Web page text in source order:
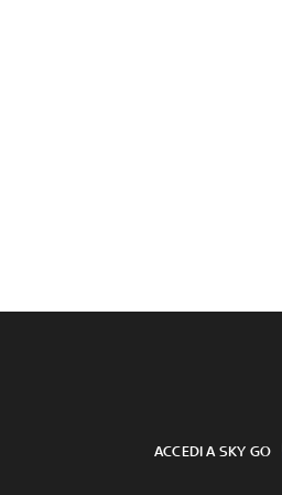
ACCEDI A SKY GO